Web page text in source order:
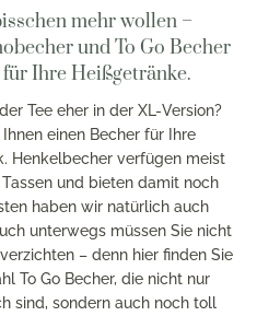
mehr wollen –
und To Go Becher
Ihre Heißgetränke.
Tee eher in der XL-Version?
einen Becher für Ihre
Henkelbecher verfügen meist
und bieten damit noch
haben wir natürlich auch
unterwegs müssen Sie nicht
– denn hier finden Sie
To Go Becher, die nicht nur
sind, sondern auch noch toll